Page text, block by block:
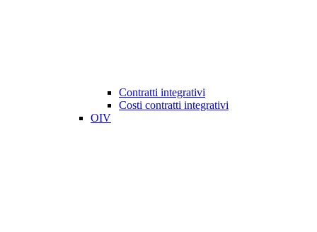
Contratti integrativi
Costi contratti integrativi
OIV